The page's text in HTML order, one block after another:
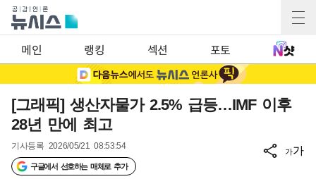
메인 랭킹 섹션 포토
[그래픽] 생산자물가 2.5% 급등…IMF 이후
28년 만에 최고
기사등록 2026/05/21 08:53:54
구글에서 선호하는 매체로 추가
가가